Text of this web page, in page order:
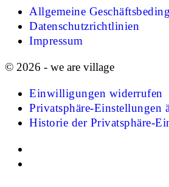
Allgemeine
Datenschutzrichtlinien
Impressum
© 2026 - we are village
Einwilligungen widerrufen
Privatsphäre-Einstellungen
Historie der Privatsphäre-